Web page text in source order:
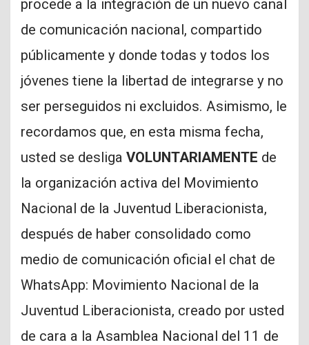
procede a la integración de un nuevo canal
de comunicación nacional, compartido
públicamente y donde todas y todos los
jóvenes tiene la libertad de integrarse y no
ser perseguidos ni excluidos. Asimismo, le
recordamos que, en esta misma fecha,
usted se desliga VOLUNTARIAMENTE de
la organización activa del Movimiento
Nacional de la Juventud Liberacionista,
después de haber consolidado como
medio de comunicación oficial el chat de
WhatsApp: Movimiento Nacional de la
Juventud Liberacionista, creado por usted
de cara a la Asamblea Nacional del 11 de